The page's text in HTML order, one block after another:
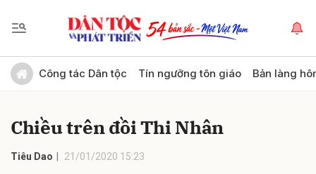
Công tác Dân tộc Tín ngưỡng tôn giáo Bản làng
Chiều trên đồi Thi Nhân
Tiêu Dao 21/01/2020 15:23
Gửi bình luận